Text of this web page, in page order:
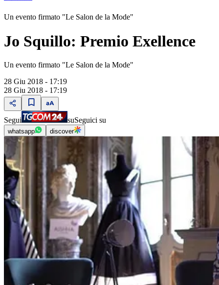
Un evento firmato "Le Salon de la Mode"
Jo Squillo: Premio Exellence
Un evento firmato "Le Salon de la Mode"
28 Giu 2018 - 17:19
28 Giu 2018 - 17:19
Segui suSeguici su
whatsapp discover